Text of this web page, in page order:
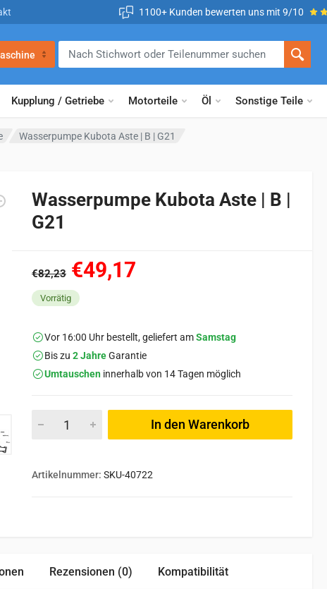
1100+ Kunden bewerten uns mit 9/10
Kupplung / Getriebe Motorteile Öl Sonstige Teile
Wasserpumpe Kubota Aste | B | G21
Wasserpumpe Kubota Aste | B |
G21
€82,23 €49,17
Vorrätig
Vor 16:00 Uhr bestellt, geliefert amSamstag
Bis zu 2 JahreGarantie
Umtauschen innerhalb von 14 Tagen möglich
In den Warenkorb
Artikelnummer: SKU-40722
Rezensionen (0) Kompatibilität